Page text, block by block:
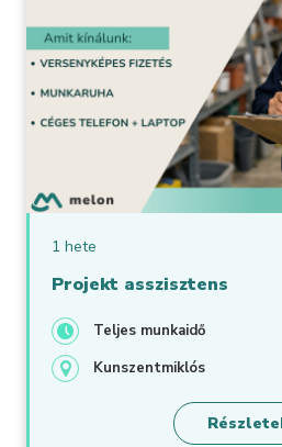
1 hete
Projekt asszisztens
Teljes munkaidő
Kunszentmiklós